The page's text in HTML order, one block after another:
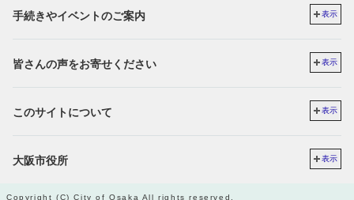
手続きやイベントのご案内 表示
皆さんの声をお寄せください 表示
このサイトについて 表示
大阪市役所 表示
Copyright (C) City of Osaka All rights reserved.